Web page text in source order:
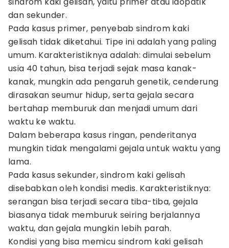
dan sekunder.
Pada kasus primer, penyebab sindrom kaki
gelisah tidak diketahui. Tipe ini adalah yang paling
umum. Karakteristiknya adalah: dimulai sebelum
usia 40 tahun, bisa terjadi sejak masa kanak-
kanak, mungkin ada pengaruh genetik, cenderung
dirasakan seumur hidup, serta gejala secara
bertahap memburuk dan menjadi umum dari
waktu ke waktu.
Dalam beberapa kasus ringan, penderitanya
mungkin tidak mengalami gejala untuk waktu yang
lama.
Pada kasus sekunder, sindrom kaki gelisah
disebabkan oleh kondisi medis. Karakteristiknya:
serangan bisa terjadi secara tiba-tiba, gejala
biasanya tidak memburuk seiring berjalannya
waktu, dan gejala mungkin lebih parah.
Kondisi yang bisa memicu sindrom kaki gelisah